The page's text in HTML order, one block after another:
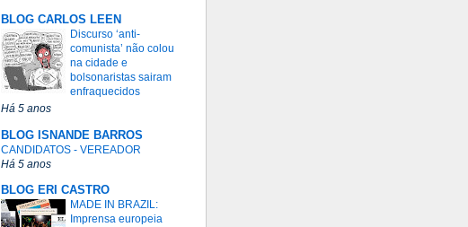
BLOG CARLOS LEEN
Discurso ‘anti-
comunista’ não colou
na cidade e
bolsonaristas sairam
enfraquecidos
Há 5 anos
BLOG ISNANDE BARROS
CANDIDATOS - VEREADOR
Há 5 anos
BLOG ERI CASTRO
MADE IN BRAZIL:
Imprensa europeia